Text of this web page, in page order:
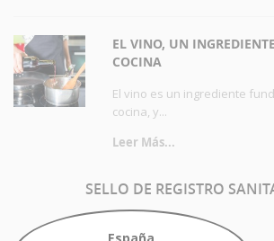
EL VINO, UN
COCINA
El vino es un ingrediente
cocina, y...
Leer Más...
SELLO DE REGISTRO